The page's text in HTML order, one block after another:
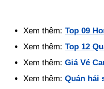
Xem thêm: Top 09
Xem thêm: Top 12
Xem thêm: Giá Vé
Xem thêm: Quán hải